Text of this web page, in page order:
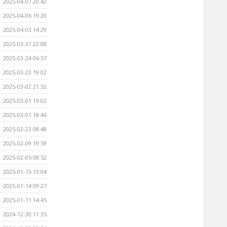
2025-04-06 19:20
2025-04-03 14:29
2025-03-31 22:08
2025-03-24 06:57
2025-03-23 19:02
2025-03-02 21:32
2025-03-01 19:02
2025-03-01 18:46
2025-02-23 08:48
2025-02-09 19:59
2025-02-05 08:52
2025-01-15 13:04
2025-01-14 09:27
2025-01-11 14:45
2024-12-30 11:35